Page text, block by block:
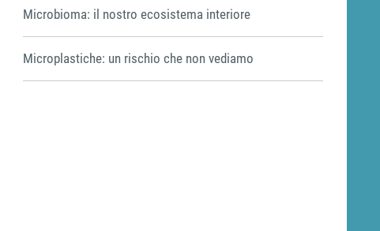
Microbioma: il nostro ecosistema interiore
Microplastiche: un rischio che non vediamo